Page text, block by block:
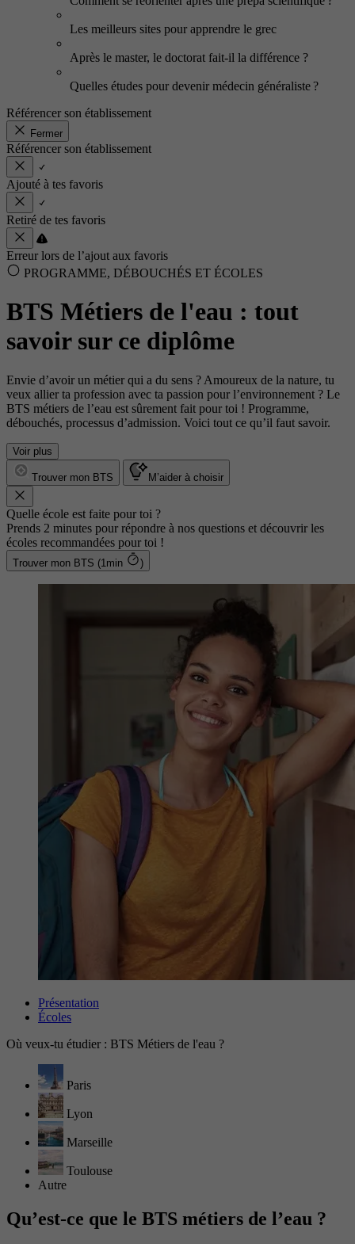
Les meilleurs sites pour apprendre le grec
Après le master, le doctorat fait-il la différence ?
Quelles études pour devenir médecin généraliste ?
Référencer son établissement
Fermer
Référencer son établissement
Ajouté à tes favoris
Retiré de tes favoris
Erreur lors de l’ajout aux favoris
PROGRAMME, DÉBOUCHÉS ET ÉCOLES
BTS Métiers de l'eau : tout
savoir sur ce diplôme
Envie d’avoir un métier qui a du sens ? Amoureux de la nature, tu
veux allier ta profession avec ta passion pour l’environnement ? Le
BTS métiers de l’eau est sûrement fait pour toi ! Programme,
débouchés, processus d’admission. Voici tout ce qu’il faut savoir.
Voir plus
Trouver mon BTS M’aider à choisir
Quelle école est faite pour toi ?
Prends 2 minutes pour répondre à nos questions et découvrir les
écoles recommandées pour toi !
Trouver mon BTS (1min )
Présentation
Écoles
Où veux-tu étudier : BTS Métiers de l'eau ?
Paris
Lyon
Marseille
Toulouse
Autre
Qu’est-ce que le BTS métiers de l’eau ?